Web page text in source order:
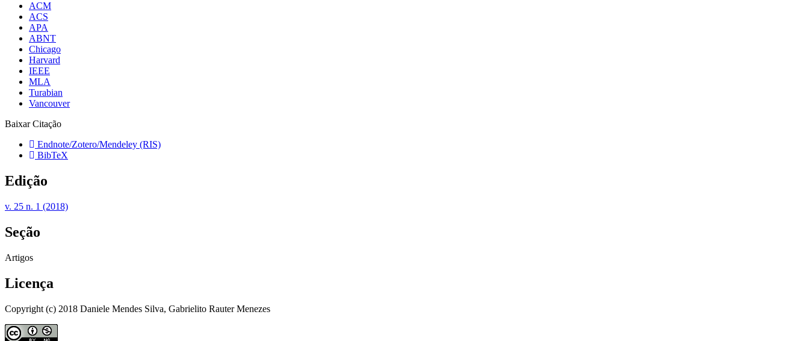
ACM
ACS
APA
ABNT
Chicago
Harvard
IEEE
MLA
Turabian
Vancouver
Baixar Citação
Endnote/Zotero/Mendeley (RIS)
BibTeX
Edição
v. 25 n. 1 (2018)
Seção
Artigos
Licença
Copyright (c) 2018 Daniele Mendes Silva, Gabrielito Rauter Menezes